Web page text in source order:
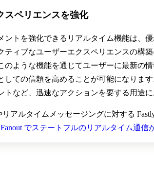
スペリエンスを強化
トを強化できるリアルタイム機能は、
ティブなユーザーエクスペリエンスの構
のような機能を通じてユーザーに最新の
しての信頼を高めることが可能になりま
など、迅速なアクションを要する用途に
リアルタイムメッセージングに対する
Fanout でステートフルのリアルタイム通信